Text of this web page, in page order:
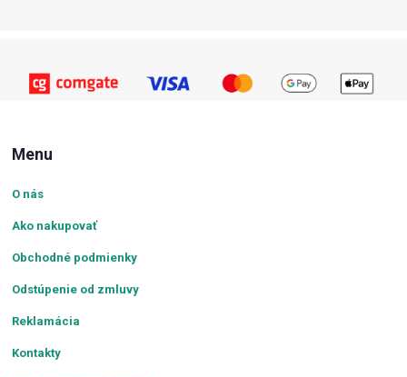
Menu
O nás
Ako nakupovať
Obchodné podmienky
Odstúpenie od zmluvy
Reklamácia
Kontakty